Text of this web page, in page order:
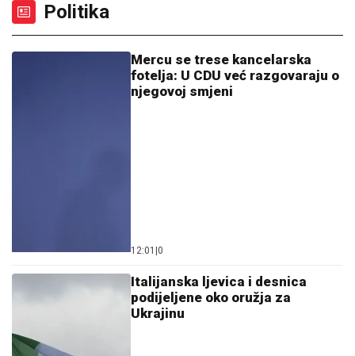
Politika
Mercu se trese kancelarska
fotelja: U CDU već razgovaraju o
njegovoj smjeni
12:01 0
Italijanska ljevica i desnica
podijeljene oko oružja za
Ukrajinu